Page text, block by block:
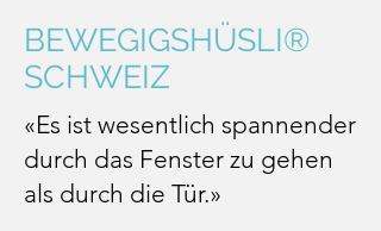
BEWEGIGSHÜSLI®
SCHWEIZ
«Es ist wesentlich spannender
durch das Fenster zu gehen
als durch die Tür.»